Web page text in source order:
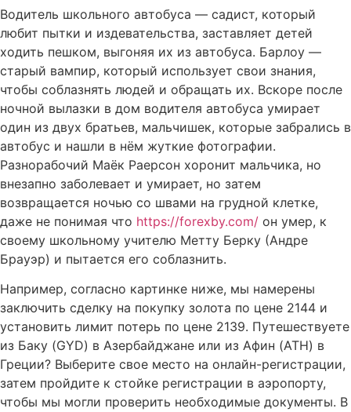
Водитель школьного автобуса — садист, который
любит пытки и издевательства, заставляет детей
ходить пешком, выгоняя их из автобуса. Барлоу —
старый вампир, который использует свои знания,
чтобы соблазнять людей и обращать их. Вскоре после
ночной вылазки в дом водителя автобуса умирает
один из двух братьев, мальчишек, которые забрались в
автобус и нашли в нём жуткие фотографии.
Разнорабочий Маёк Раерсон хоронит мальчика, но
внезапно заболевает и умирает, но затем
возвращается ночью со швами на грудной клетке,
даже не понимая что https://forexby.com/ он умер, к
своему школьному учителю Метту Берку (Андре
Брауэр) и пытается его соблазнить.
Например, согласно картинке ниже, мы намерены
заключить сделку на покупку золота по цене 2144 и
установить лимит потерь по цене 2139. Путешествуете
из Баку (GYD) в Азербайджане или из Афин (ATH) в
Греции? Выберите свое место на онлайн-регистрации,
затем пройдите к стойке регистрации в аэропорту,
чтобы мы могли проверить необходимые документы. В